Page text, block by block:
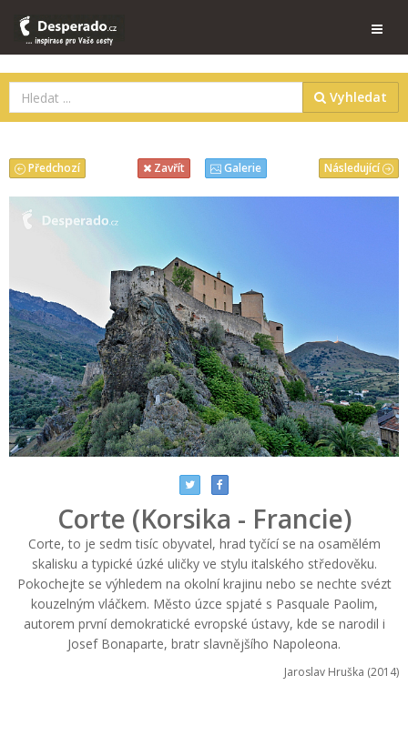
Vyhledat
Následující
Předchozí Zavřít Galerie
Corte (Korsika - Francie)
Corte, to je sedm tisíc obyvatel, hrad tyčící se na osamělém
skalisku a typické úzké uličky ve stylu italského středověku.
Pokochejte se výhledem na okolní krajinu nebo se nechte svézt
kouzelným vláčkem. Město úzce spjaté s Pasquale Paolim,
autorem první demokratické evropské ústavy, kde se narodil i
Josef Bonaparte, bratr slavnějšího Napoleona.
Jaroslav Hruška (2014)